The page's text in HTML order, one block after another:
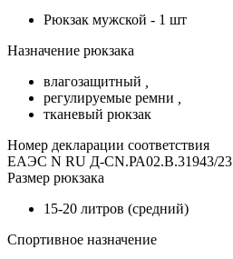
Рюкзак мужской - 1 шт
Назначение рюкзака
влагозащитный
регулируемые ремни
тканевый рюкзак
Номер декларации соответствия
ЕАЭС N RU Д-CN.РА02.В.31943/23
Размер рюкзака
15-20 литров (средний)
Спортивное назначение